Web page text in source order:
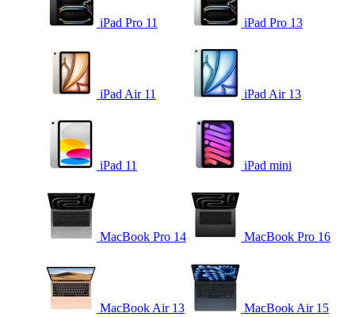
iPad Pro 11 iPad Pro 13
iPad Air 11 iPad Air 13
iPad 11 iPad mini
MacBook Pro 14 MacBook Pro 16
MacBook Air 13 MacBook Air 15